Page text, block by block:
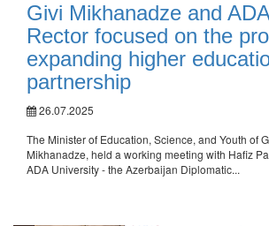
Givi Mikhanadze and
Rector focused on the
expanding higher
partnership
26.07.2025
The Minister of Education, Science, and Youth of
Mikhanadze, held a working meeting with Hafiz
ADA University - the Azerbaijan Diplomatic...